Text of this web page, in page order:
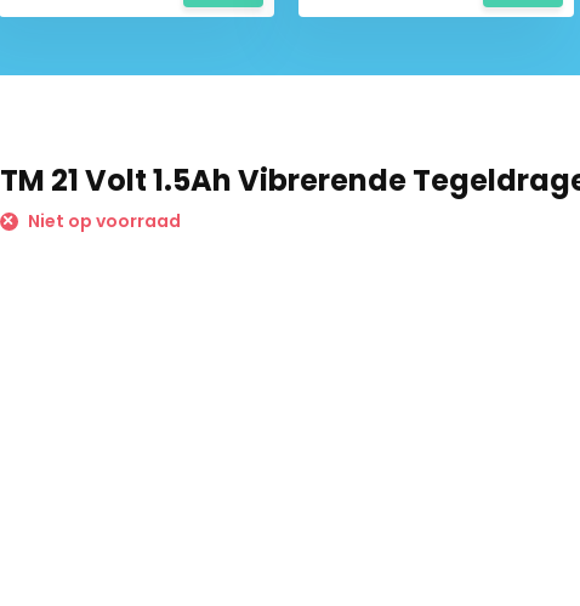
TM 21 Volt 1.5Ah Vibrerende
Niet op voorraad